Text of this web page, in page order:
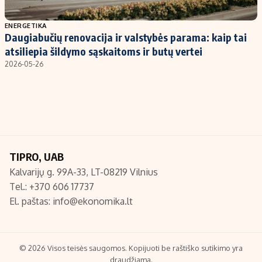
Populiarios temos
Investavimas
Akcijų rinka
Titulinis
Nedarbo išmokos skaičiuoklė
Redakcija
Turinio žymėjimo taisyklės
ENERGETIKA
Daugiabučių renovacija ir valstybės parama: kaip tai
atsiliepia šildymo sąskaitoms ir butų vertei
2026-05-26
TIPRO, UAB
Kalvarijų g. 99A-33, LT-08219 Vilnius
Tel.: +370 606 17737
El. paštas: info@ekonomika.lt
© 2026 Visos teisės saugomos. Kopijuoti be raštiško sutikimo yra
draudžiama.